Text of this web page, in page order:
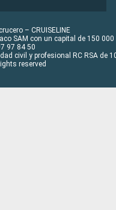
– CRUISELINE
SAM con un capital de 150 000
97 84 50
civil y profesional RC RSA de
reserved